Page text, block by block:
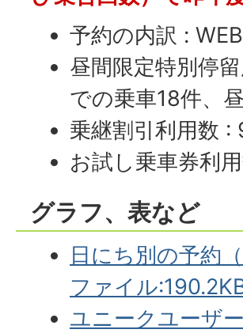
予約の内訳 :
昼間限定特別停
での乗車18件、
乗継割引利用数 :
お試し乗車券利
グラフ、表など
日にち別の予約
ファイル
ユニークユーザ